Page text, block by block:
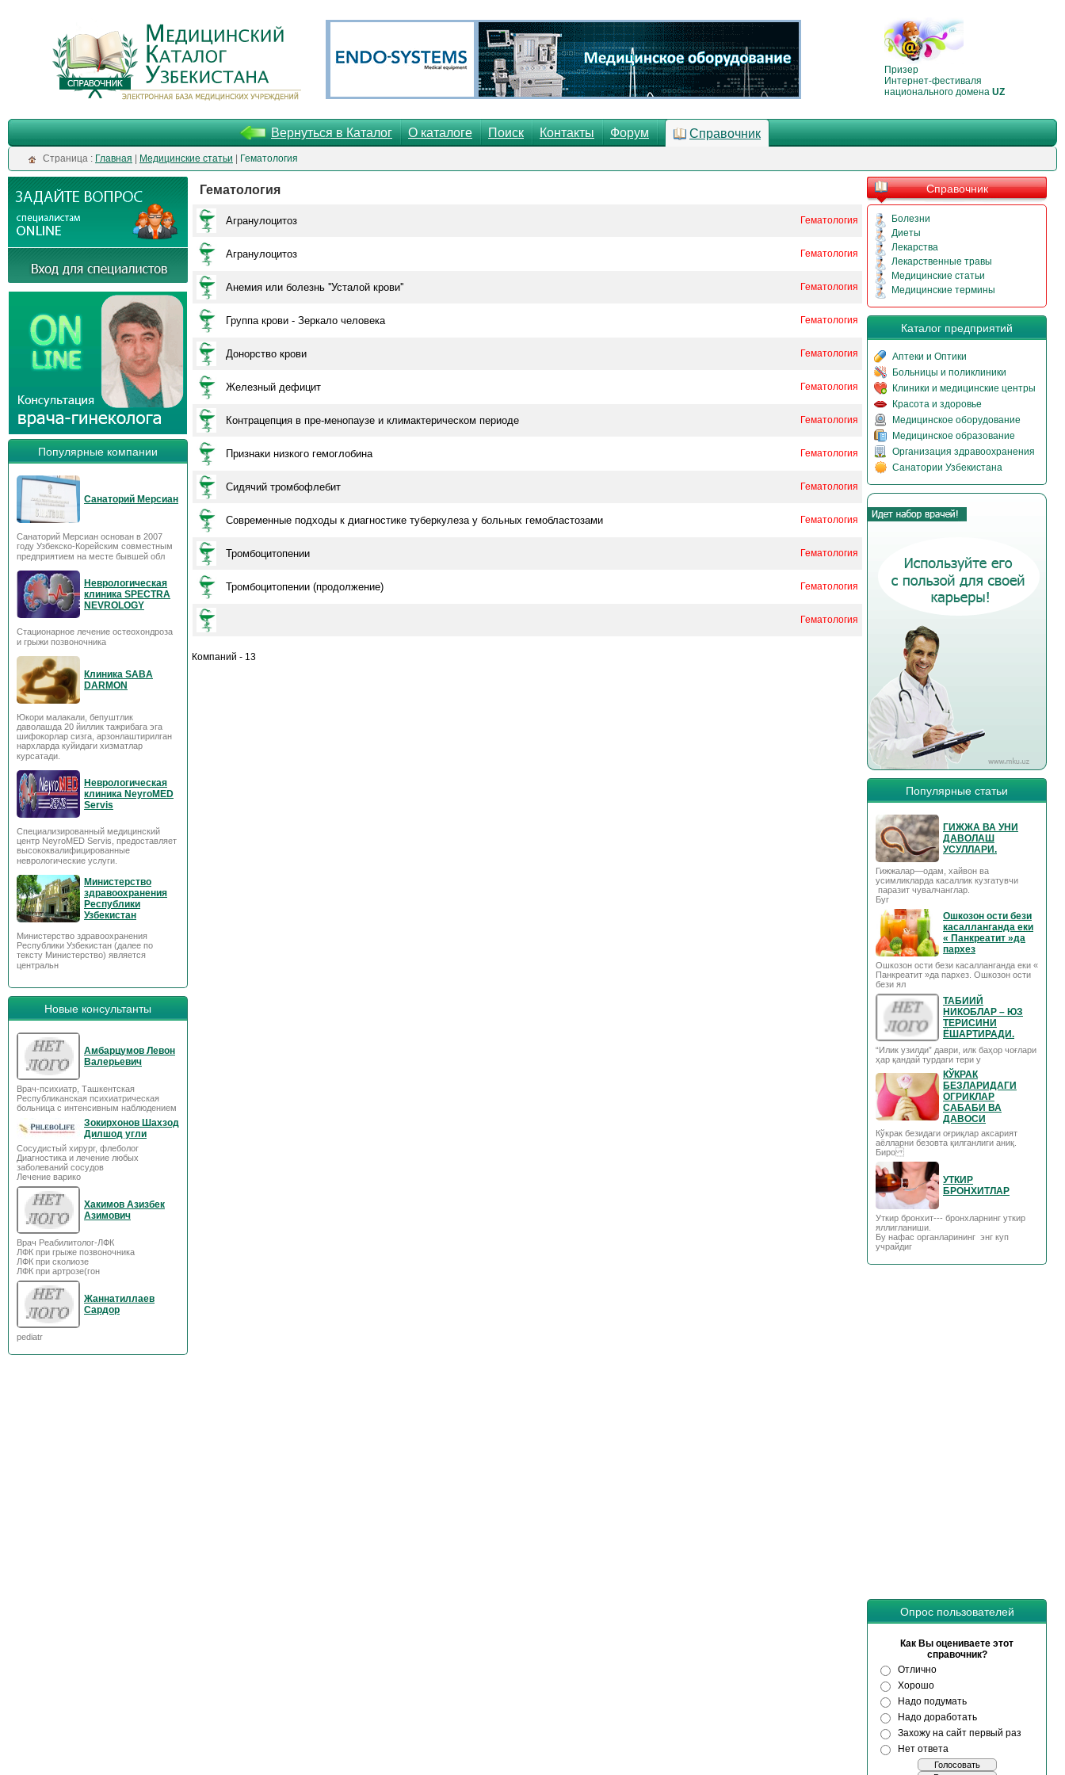
Призер
Интернет-фестиваля
национального домена UZ
Вернуться в Каталог О каталоге Поиск Контакты Форум Справочник
Cтраница : Главная Медицинские статьи Гематология
Популярные компании
Санаторий Мерсиан
Санаторий Мерсиан основан в 2007
году Узбекско-Корейским совместным
предприятием на месте бывшей обл
Неврологическая
клиника SPECTRA
NEVROLOGY
Стационарное лечение остеохондроза
и грыжи позвоночника
Клиника SABA
DARMON
Юкори малакали, бепуштлик
даволашда 20 йиллик тажрибага эга
шифокорлар сизга, арзонлаштирилган
нархларда куйидаги хизматлар
курсатади.
Неврологическая
клиника NeyroMED
Servis
Специализированный медицинский
центр NeyroMED Servis, предоставляет
высококвалифицированные
неврологические услуги.
Министерство
здравоохранения
Республики
Узбекистан
Министерство здравоохранения
Республики Узбекистан (далее по
тексту Министерство) является
центральн
Новые консультанты
Амбарцумов Левон
Валерьевич
Врач-психиатр, Ташкентская
Республиканская психиатрическая
больница с интенсивным наблюдением
Зокирхонов Шахзод
Дилшод угли
Сосудистый хирург, флеболог
Диагностика и лечение любых
заболеваний сосудов
Лечение варико
Хакимов Азизбек
Азимович
Врач Реабилитолог-ЛФК
ЛФК при грыже позвоночника
ЛФК при сколиозе
ЛФК при артрозе(гон
Жаннатиллаев
Сардор
pediatr
Гематология
Агранулоцитоз Гематология
Агранулоцитоз Гематология
Анемия или болезнь ''Усталой крови'' Гематология
Группа крови - Зеркало человека Гематология
Донорство крови Гематология
Железный дефицит Гематология
Контрацепция в пре-менопаузе и климактерическом периоде Гематология
Признаки низкого гемоглобина Гематология
Сидячий тромбофлебит Гематология
Современные подходы к диагностике туберкулеза у больных гемобластозами Гематология
Тромбоцитопении Гематология
Тромбоцитопении (продолжение) Гематология
Гематология
Компаний - 13
Справочник
Болезни
Диеты
Лекарства
Лекарственные травы
Медицинские статьи
Медицинские термины
Каталог предприятий
Аптеки и Оптики
Больницы и поликлиники
Клиники и медицинские центры
Красота и здоровье
Медицинское оборудование
Медицинское образование
Организация здравоохранения
Санатории Узбекистана
Популярные статьи
ГИЖЖА ВА УНИ
ДАВОЛАШ
УСУЛЛАРИ.
Гижжалар—одам, хайвон ва
усимликларда касаллик кузгатувчи
паразит чувалчанглар.
Буг
Ошкозон ости бези
касалланганда еки
« Панкреатит »да
пархез
Ошкозон ости бези касалланганда еки «
Панкреатит »да пархез. Ошкозон ости
бези ял
ТАБИИЙ
НИКОБЛАР – ЮЗ
ТЕРИСИНИ
ЁШАРТИРАДИ.
“Илик узилди” даври, илк баҳор чоғлари
ҳар қандай турдаги тери у
КЎКРАК
БЕЗЛАРИДАГИ
ОГРИКЛАР
САБАБИ ВА
ДАВОСИ
Кўкрак безидаги оғриқлар аксарият
аёлларни безовта қилганлиги аниқ.
Биро
УТКИР
БРОНХИТЛАР
Уткир бронхит--- бронхларнинг уткир
яллигланиши.
Бу нафас органларининг энг куп
учрайдиг
Опрос пользователей
Как Вы оцениваете этот
справочник?
Отлично
Хорошо
Надо подумать
Надо доработать
Захожу на сайт первый раз
Нет ответа